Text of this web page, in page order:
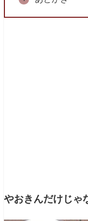
やおきんだけじゃ